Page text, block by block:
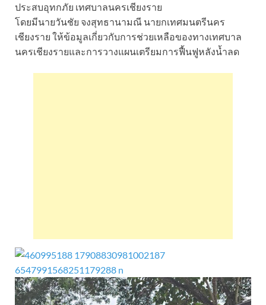
ประสบอุทกภัย เทศบาลนครเชียงราย
โดยมีนายวันชัย จงสุทธานามณี นายกเทศมนตรีนคร
เชียงราย ให้ข้อมูลเกี่ยวกับการช่วยเหลือของทางเทศบาล
นครเชียงรายและการวางแผนเตรียมการฟื้นฟูหลังน้ำลด